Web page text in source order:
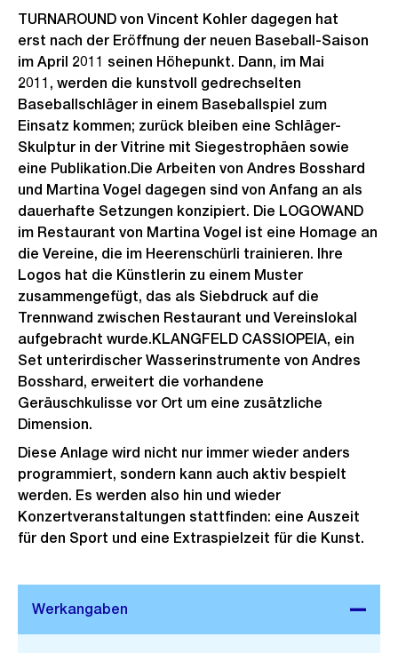
s
c
h
t
TURNAROUND von Vincent Kohler dagegen hat
erst nach der Eröffnung der neuen Baseball-Saison
im April 2011 seinen Höhepunkt. Dann, im Mai
2011, werden die kunstvoll gedrechselten
Baseballschläger in einem Baseballspiel zum
Einsatz kommen; zurück bleiben eine Schläger-
Skulptur in der Vitrine mit Siegestrophäen sowie
eine Publikation.Die Arbeiten von Andres Bosshard
und Martina Vogel dagegen sind von Anfang an als
dauerhafte Setzungen konzipiert. Die LOGOWAND
im Restaurant von Martina Vogel ist eine Homage an
die Vereine, die im Heerenschürli trainieren. Ihre
Logos hat die Künstlerin zu einem Muster
zusammengefügt, das als Siebdruck auf die
Trennwand zwischen Restaurant und Vereinslokal
aufgebracht wurde.KLANGFELD CASSIOPEIA, ein
Set unterirdischer Wasserinstrumente von Andres
Bosshard, erweitert die vorhandene
Geräuschkulisse vor Ort um eine zusätzliche
Dimension.
Diese Anlage wird nicht nur immer wieder anders
programmiert, sondern kann auch aktiv bespielt
werden. Es werden also hin und wieder
Konzertveranstaltungen stattfinden: eine Auszeit
für den Sport und eine Extraspielzeit für die Kunst.